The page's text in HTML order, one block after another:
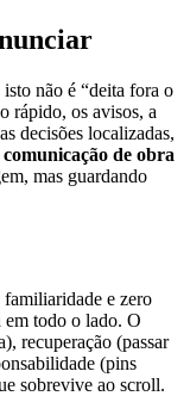
não é “deita fora o
rápido, os avisos, a
decisões localizadas,
de obra
mas guardando
e zero
todo o lado. O
recuperação (passar
(pins
sobrevive ao scroll.